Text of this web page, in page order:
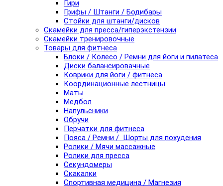
Гири
Грифы / Штанги / Бодибары
Стойки для штанги/дисков
Скамейки для пресса/гиперэкстензии
Скамейки тренировочные
Товары для фитнеса
Блоки / Колесо / Ремни для йоги и пилатеса
Диски балансировачные
Коврики для йоги / фитнеса
Координационные лестницы
Маты
Медбол
Напульсники
Обручи
Перчатки для фитнеса
Пояса / Ремни / Шорты для похудения
Ролики / Мячи массажные
Ролики для пресса
Секундомеры
Скакалки
Спортивная медицина / Магнезия